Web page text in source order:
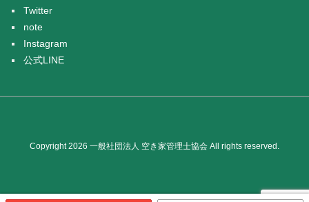
Twitter
note
Instagram
公式LINE
Copyright 2026 一般社団法人 空き家管理士協会 All rights reserved.